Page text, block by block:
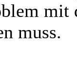
mit
muss.